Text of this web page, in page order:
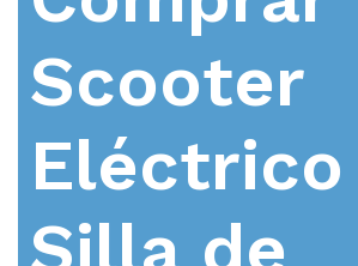
Scooter
Silla de